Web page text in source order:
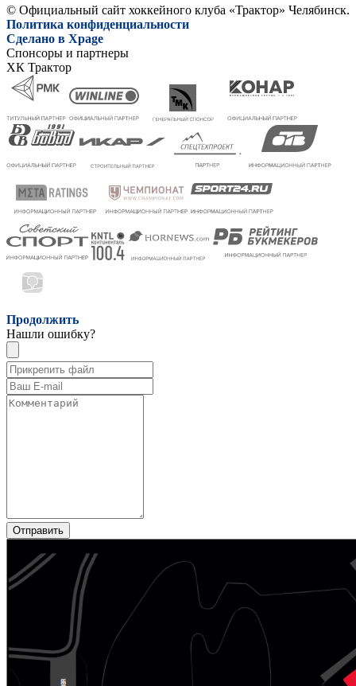
© Официальный сайт хоккейного клуба «Трактор» Челябинск.
Политика конфиденциальности
Сделано в Xpage
Спонсоры и партнеры
ХК Трактор
Продолжить
Нашли ошибку?